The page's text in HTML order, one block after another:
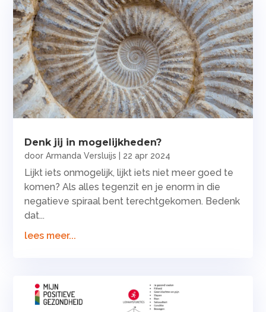
Denk jij in mogelijkheden?
doorArmanda Versluijs 22 apr 2024
Lijkt iets onmogelijk, lijkt iets niet meer goed te
komen? Als alles tegenzit en je enorm in die
negatieve spiraal bent terechtgekomen. Bedenk
dat...
lees meer...